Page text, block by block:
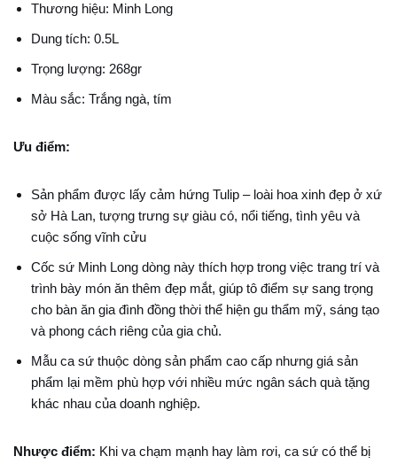
Thương hiệu: Minh Long
Dung tích: 0.5L
Trọng lượng: 268gr
Màu sắc: Trắng ngà, tím
Ưu điểm:
Sản phẩm được lấy cảm hứng Tulip – loài hoa xinh đẹp ở xứ
sở Hà Lan, tượng trưng sự giàu có, nổi tiếng, tình yêu và
cuộc sống vĩnh cửu
Cốc sứ Minh Long dòng này thích hợp trong việc trang trí và
trình bày món ăn thêm đẹp mắt, giúp tô điểm sự sang trọng
cho bàn ăn gia đình đồng thời thể hiện gu thẩm mỹ, sáng tạo
và phong cách riêng của gia chủ.
Mẫu ca sứ thuộc dòng sản phẩm cao cấp nhưng giá sản
phẩm lại mềm phù hợp với nhiều mức ngân sách quà tặng
khác nhau của doanh nghiệp.
Nhược điểm: Khi va chạm mạnh hay làm rơi, ca sứ có thể bị